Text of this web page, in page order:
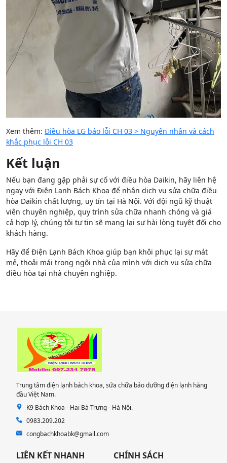
Xem thêm: Điều hòa LG báo lỗi CH 03 > Nguyên nhân và cách
khắc phục lỗi CH 03
Kết luận
Nếu bạn đang gặp phải sự cố với điều hòa Daikin, hãy liên hệ
ngay với Điện Lạnh Bách Khoa để nhận dịch vụ sửa chữa điều
hòa Daikin chất lượng, uy tín tại Hà Nội. Với đội ngũ kỹ thuật
viên chuyên nghiệp, quy trình sửa chữa nhanh chóng và giá
cả hợp lý, chúng tôi tự tin sẽ mang lại sự hài lòng tuyệt đối cho
khách hàng.
Hãy để Điện Lạnh Bách Khoa giúp bạn khôi phục lại sự mát
mẻ, thoải mái trong ngôi nhà của mình với dịch vụ sửa chữa
điều hòa tại nhà chuyên nghiệp.
Trung tâm điện lạnh bách khoa, sửa chữa bảo dưỡng điện lạnh hàng
đầu Việt Nam.
K9 Bách Khoa - Hai Bà Trưng - Hà Nội.
0983.209.202
congbachkhoabk@gmail.com
LIÊN KẾT NHANH CHÍNH SÁCH